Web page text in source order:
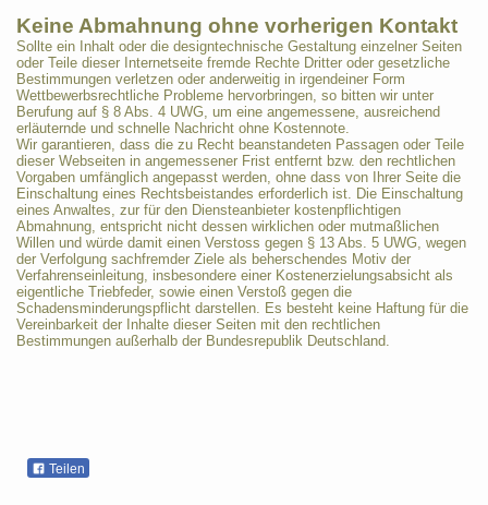
Keine Abmahnung ohne vorherigen Kontakt
Sollte ein Inhalt oder die designtechnische Gestaltung einzelner Seiten
oder Teile dieser Internetseite fremde Rechte Dritter oder gesetzliche
Bestimmungen verletzen oder anderweitig in irgendeiner Form
Wettbewerbsrechtliche Probleme hervorbringen, so bitten wir unter
Berufung auf § 8 Abs. 4 UWG, um eine angemessene, ausreichend
erläuternde und schnelle Nachricht ohne Kostennote.
Wir garantieren, dass die zu Recht beanstandeten Passagen oder Teile
dieser Webseiten in angemessener Frist entfernt bzw. den rechtlichen
Vorgaben umfänglich angepasst werden, ohne dass von Ihrer Seite die
Einschaltung eines Rechtsbeistandes erforderlich ist. Die Einschaltung
eines Anwaltes, zur für den Diensteanbieter kostenpflichtigen
Abmahnung, entspricht nicht dessen wirklichen oder mutmaßlichen
Willen und würde damit einen Verstoss gegen § 13 Abs. 5 UWG, wegen
der Verfolgung sachfremder Ziele als beherschendes Motiv der
Verfahrenseinleitung, insbesondere einer Kostenerzielungsabsicht als
eigentliche Triebfeder, sowie einen Verstoß gegen die
Schadensminderungspflicht darstellen. Es besteht keine Haftung für die
Vereinbarkeit der Inhalte dieser Seiten mit den rechtlichen
Bestimmungen außerhalb der Bundesrepublik Deutschland.
Teilen